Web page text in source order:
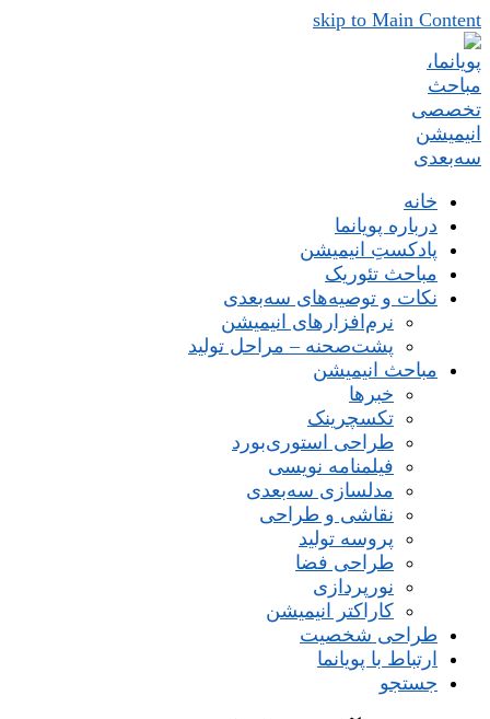
skip to Main Content
خانه
درباره پویانما
پادکستِ انیمیشن
مباحث تئوریک
نکات و توصیه‌های‌ سه‌بعدی
نرم‌افزارهای انیمیشن
پشت‌صحنه – مراحل تولید
مباحث انیمیشن
خبرها
تکسچرینک
طراحی استوری‌بورد
فیلمنامه نویسی
مدلسازی سه‌بعدی
نقاشی و طراحی
پروسه تولید
طراحی فضا
نورپردازی
کاراکتر انیمیشن
طراحی شخصیت
ارتباط با پویانما
جستجو